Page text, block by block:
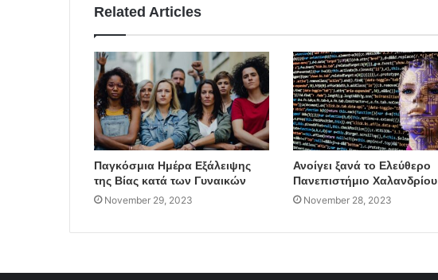
Related Articles
Παγκόσμια Ημέρα Εξάλειψης
της Βίας κατά των Γυναικών
November 29, 2023
Ανοίγει ξανά το Ελεύθερο
Πανεπιστήμιο Χαλανδρίου
November 28, 2023